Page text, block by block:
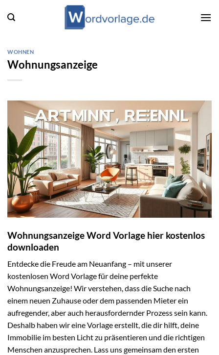
Inhalt
WOHNEN
Wohnungsanzeige
Wohnungsanzeige Word Vorlage hier kostenlos
downloaden
Entdecke die Freude am Neuanfang – mit unserer
kostenlosen Word Vorlage für deine perfekte
Wohnungsanzeige! Wir verstehen, dass die Suche nach
einem neuen Zuhause oder dem passenden Mieter ein
aufregender, aber auch herausfordernder Prozess sein kann.
Deshalb haben wir eine Vorlage erstellt, die dir hilft, deine
Immobilie im besten Licht zu präsentieren und die richtigen
Menschen anzusprechen. Lass uns gemeinsam den ersten